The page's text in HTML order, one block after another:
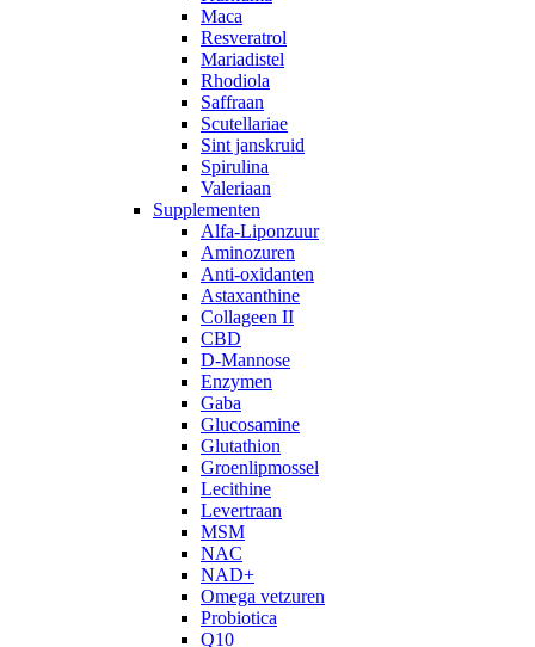
Maca
Resveratrol
Mariadistel
Rhodiola
Saffraan
Scutellariae
Sint janskruid
Spirulina
Valeriaan
Supplementen
Alfa-Liponzuur
Aminozuren
Anti-oxidanten
Astaxanthine
Collageen II
CBD
D-Mannose
Enzymen
Gaba
Glucosamine
Glutathion
Groenlipmossel
Lecithine
Levertraan
MSM
NAC
NAD+
Omega vetzuren
Probiotica
Q10